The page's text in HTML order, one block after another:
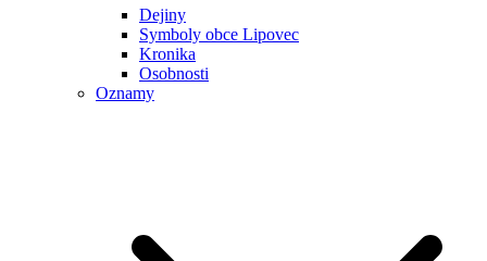
Dejiny
Symboly obce Lipovec
Kronika
Osobnosti
Oznamy